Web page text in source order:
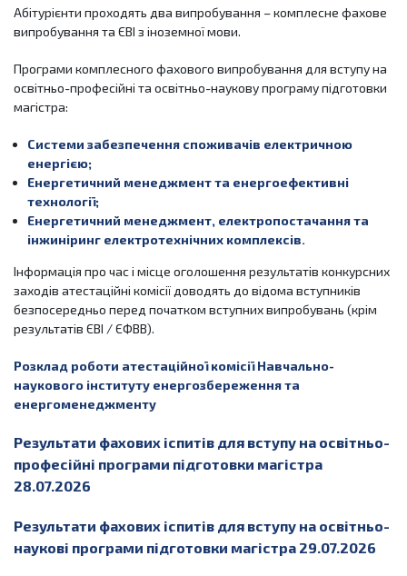
Абітурієнти проходять два випробування – комплесне фахове
випробування та ЄВІ з іноземної мови.
Програми комплесного фахового випробування для вступу на
освітньо-професійні та освітньо-наукову програму підготовки
магістра:
Системи забезпечення споживачів електричною
енергією;
Енергетичний менеджмент та енергоефективні
технології;
Енергетичний менеджмент, електропостачання та
інжиніринг електротехнічних комплексів.
Інформація про час і місце оголошення результатів конкурсних
заходів атестаційні комісії доводять до відома вступників
безпосередньо перед початком вступних випробувань (крім
результатів ЄВІ / ЄФВВ).
Розклад роботи атестаційної комісії Навчально-
наукового інституту енергозбереження та
енергоменеджменту
Результати фахових іспитів для вступу на освітньо-
професійні програми підготовки магістра
28.07.2026
Результати фахових іспитів для вступу на освітньо-
наукові програми підготовки магістра 29.07.2026